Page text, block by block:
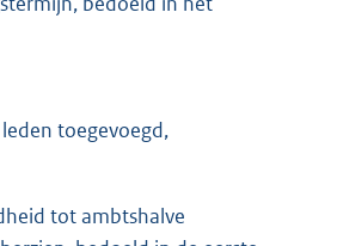
toegevoegd,
tot ambtshalve